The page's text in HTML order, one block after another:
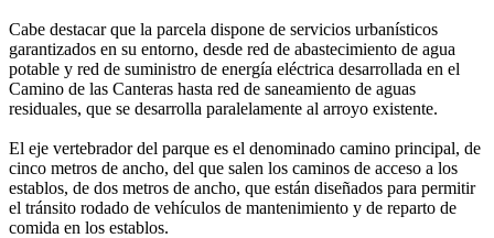
Cabe destacar que la parcela dispone de servicios urbanísticos
garantizados en su entorno, desde red de abastecimiento de agua
potable y red de suministro de energía eléctrica desarrollada en el
Camino de las Canteras hasta red de saneamiento de aguas
residuales, que se desarrolla paralelamente al arroyo existente.
El eje vertebrador del parque es el denominado camino principal, de
cinco metros de ancho, del que salen los caminos de acceso a los
establos, de dos metros de ancho, que están diseñados para permitir
el tránsito rodado de vehículos de mantenimiento y de reparto de
comida en los establos.